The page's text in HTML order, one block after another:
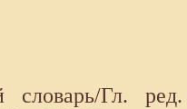
словарь/Гл. ред.